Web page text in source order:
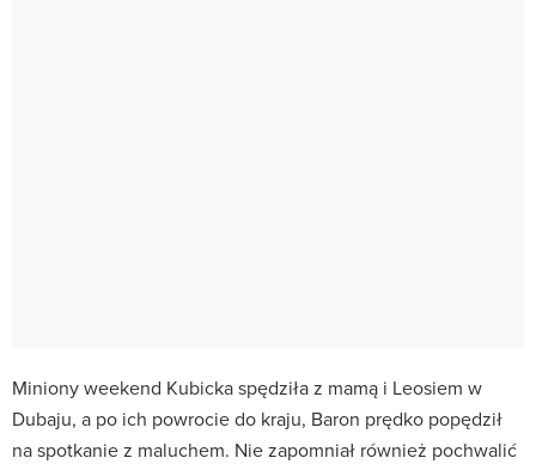
Miniony weekend Kubicka spędziła z mamą i Leosiem w
Dubaju, a po ich powrocie do kraju, Baron prędko popędził
na spotkanie z maluchem. Nie zapomniał również pochwalić